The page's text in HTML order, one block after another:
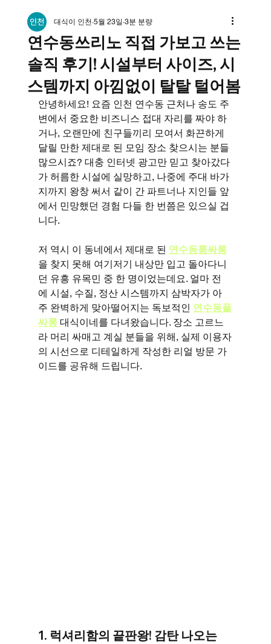
연수동쓰리노 직접 가보고 쓰는
솔직 후기! 시설부터 사이즈, 시
스템까지 아낌없이 탈탈 털어봄
대식이 인천 5월 23일 3분 분량
안녕하세요! 요즘 인천 연수동 근처나 송도 주
변에서 중요한 비즈니스 접대 자리를 짜야 하
거나, 오랜만에 친구들끼리 모여서 화끈하게
달릴 만한 제대로 된 모임 장소 찾으시는 분들
많으시죠? 대충 인터넷 광고만 믿고 찾아갔다
가 허름한 시설에 실망하고, 나중에 주대 바가
지까지 왕창 써서 같이 간 파트너나 지인들 앞
에서 민망했던 경험 다들 한 번쯤은 있으실 겁
니다.
저 역시 이 동네에서 제대로 된 연수동룸싸롱
을 찾지 못해 여기저기 내상만 입고 돌아다니
던 유흥 유목민 중 한 명이었는데요. 얼마 전
에 시설, 수질, 정산 시스템까지 삼박자가 아
주 완벽하게 맞아떨어지는 독보적인 연수동풀
싸롱 대식이네를 다녀왔습니다. 장소 고르느
라 머리 싸매고 계실 분들을 위해, 실제 이용자
의 시선으로 디테일하게 작성한 리얼 방문 가
이드를 공유해 드립니다.
1. 럭셔리함의 끝판왕! 감탄 나오는